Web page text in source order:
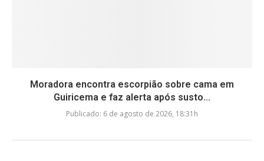
Moradora encontra escorpião sobre cama em
Guiricema e faz alerta após susto...
Publicado: 6 de agosto de 2026, 18:31h